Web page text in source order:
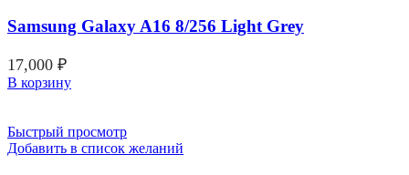
Samsung Galaxy A16 8/256 Light Grey
17,000 ₽
В корзину
Быстрый просмотр
Добавить в список желаний